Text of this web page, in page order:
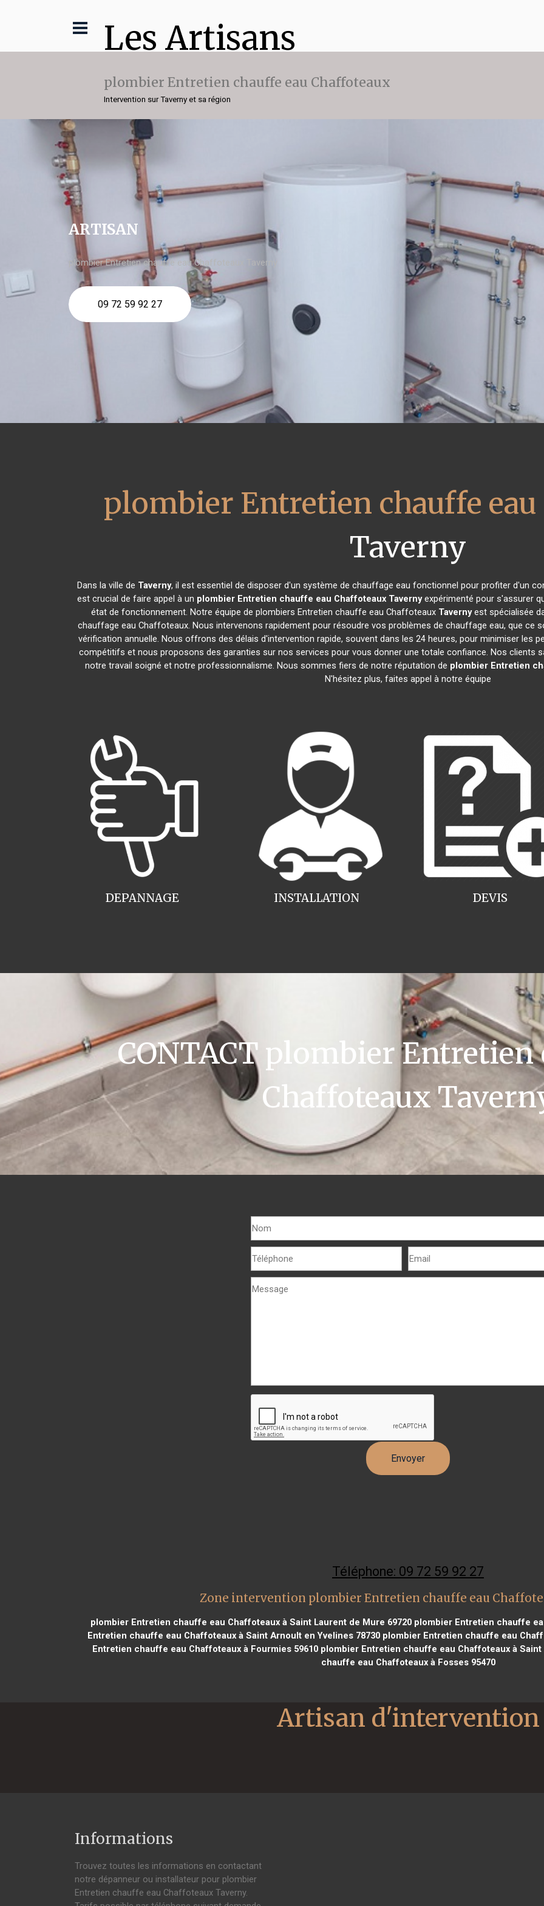
Les Artisans
plombier Entretien chauffe eau Chaffoteaux
Intervention sur Taverny et sa région
ARTISAN
plombier Entretien chauffe eau Chaffoteaux Taverny
09 72 59 92 27
plombier Entretien chauffe
Taverny
Dans la ville de Taverny, il est essentiel de disposer d'un système de chauffage eau fonctionnel pour profiter d'un
est crucial de faire appel à un plombier Entretien chauffe eau Chaffoteaux Tavernyexpérimenté pour s'assurer
état de fonctionnement. Notre équipe de plombiers Entretien chauffe eau Chaffoteaux Tavernyest spécialisée
chauffage eau Chaffoteaux. Nous intervenons rapidement pour résoudre vos problèmes de chauffage eau, que ce
vérification annuelle. Nous offrons des délais d'intervention rapide, souvent dans les 24 heures, pour minimiser les
compétitifs et nous proposons des garanties sur nos services pour vous donner une totale confiance. Nos clients
notre travail soigné et notre professionnalisme. Nous sommes fiers de notre réputation de plombier Entretien
N'hésitez plus, faites appel à notre équipe
INSTALLATION
DEPANNAGE DEVIS
CONTACT plombier Entretien
Chaffoteaux
Téléphone: 09 72 59 92 27
Zone intervention plombier Entretien chauffe eau
plombier Entretien chauffe eau Chaffoteaux à Saint Laurent de Mure 69720plombier Entretien chauffe
Entretien chauffe eau Chaffoteaux à Saint Arnoult en Yvelines 78730plombier Entretien chauffe eau
Entretien chauffe eau Chaffoteaux à Fourmies 59610 plombier Entretien chauffe eau Chaffoteaux à Saint
chauffe eau Chaffoteaux à Fosses 95470
Informations
Trouvez toutes les informations en contactant
notre dépanneur ou installateur pour plombier
Entretien chauffe eau Chaffoteaux Taverny.
Artisan d'intervention